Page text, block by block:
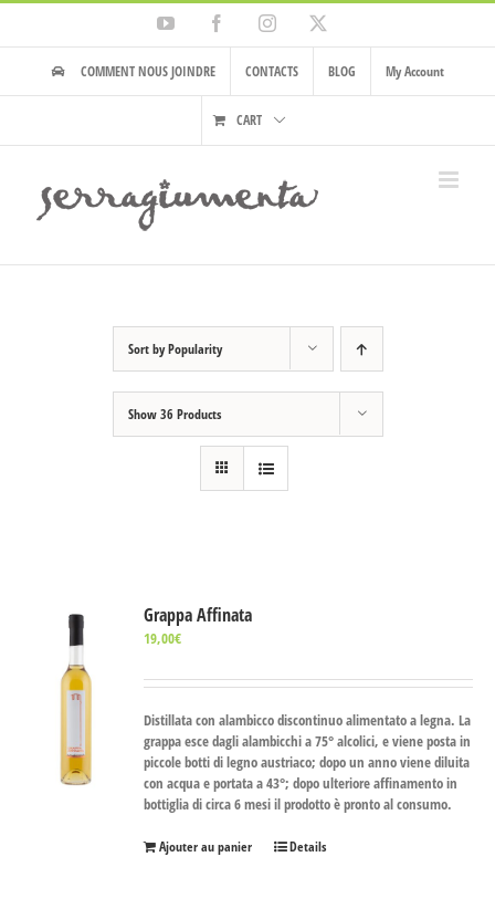
Skip
content
YouTube FacebookInstagram
COMMENT NOUS JOINDRE CONTACTS BLOG My Account
CART
Sort byPopularity
Show36 Products
Grappa Affinata
19,00€
Distillata con alambicco discontinuo alimentato a legna. La
grappa esce dagli alambicchi a 75° alcolici, e viene posta in
piccole botti di legno austriaco; dopo un anno viene diluita
con acqua e portata a 43°; dopo ulteriore affinamento in
bottiglia di circa 6 mesi il prodotto è pronto al consumo.
Ajouter au panier Details